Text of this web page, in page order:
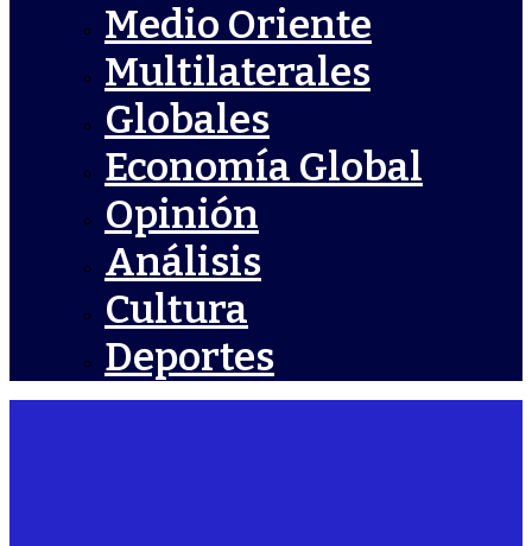
Medio Oriente
Multilaterales
Globales
Economía Global
Opinión
Análisis
Cultura
Deportes